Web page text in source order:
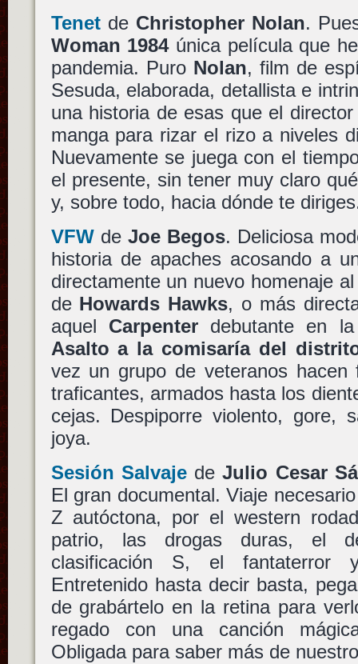
Tenetde Christopher Nolan.
Woman 1984única película que
pandemia. Puro Nolan, film de
Sesuda, elaborada, detallista e
una historia de esas que el
manga para rizar el rizo a niveles
Nuevamente se juega con el
el presente, sin tener muy claro
y, sobre todo, hacia dónde te
VFWde Joe Begos. Deliciosa
historia de apaches acosando a
directamente un nuevo homenaje
de Howards Hawks, o más
aquel Carpenterdebutante en la
Asalto a la comisaría del
vez un grupo de veteranos
traficantes, armados hasta los
cejas. Despiporre violento, gore,
joya.
Sesión SalvajedeJulio Cesar
El gran documental. Viaje
Z autóctona, por el western
patrio, las drogas duras, el
clasificación S, el fantaterror
Entretenido hasta decir basta,
de grabártelo en la retina para
regado con una canción
Obligada para saber más de